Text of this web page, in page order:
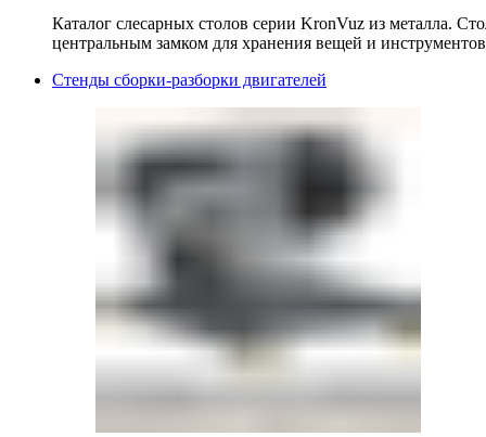
Каталог слесарных столов серии KronVuz из металла.
центральным замком для хранения вещей и
Стенды сборки-разборки двигателей